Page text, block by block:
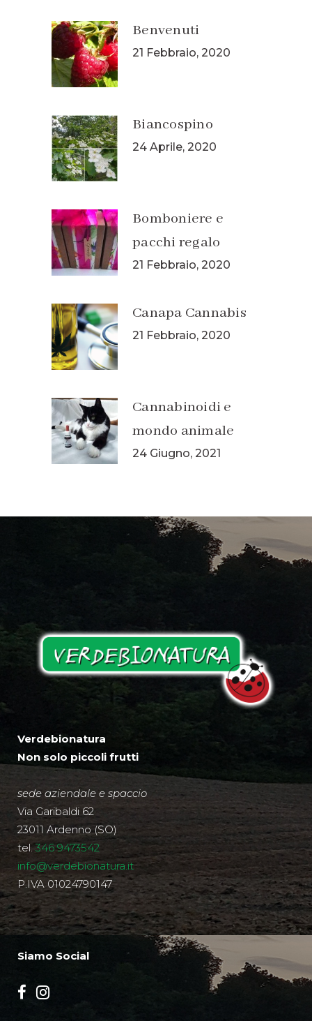
Benvenuti
21 Febbraio, 2020
Biancospino
24 Aprile, 2020
Bomboniere e
pacchi regalo
21 Febbraio, 2020
Canapa Cannabis
21 Febbraio, 2020
Cannabinoidi e
mondo animale
24 Giugno, 2021
Verdebionatura
Non solo piccoli frutti
sede aziendale e spaccio
Via Garibaldi 62
23011 Ardenno (SO)
tel.346 9473542
info@verdebionatura.it
P.IVA 01024790147
Siamo Social